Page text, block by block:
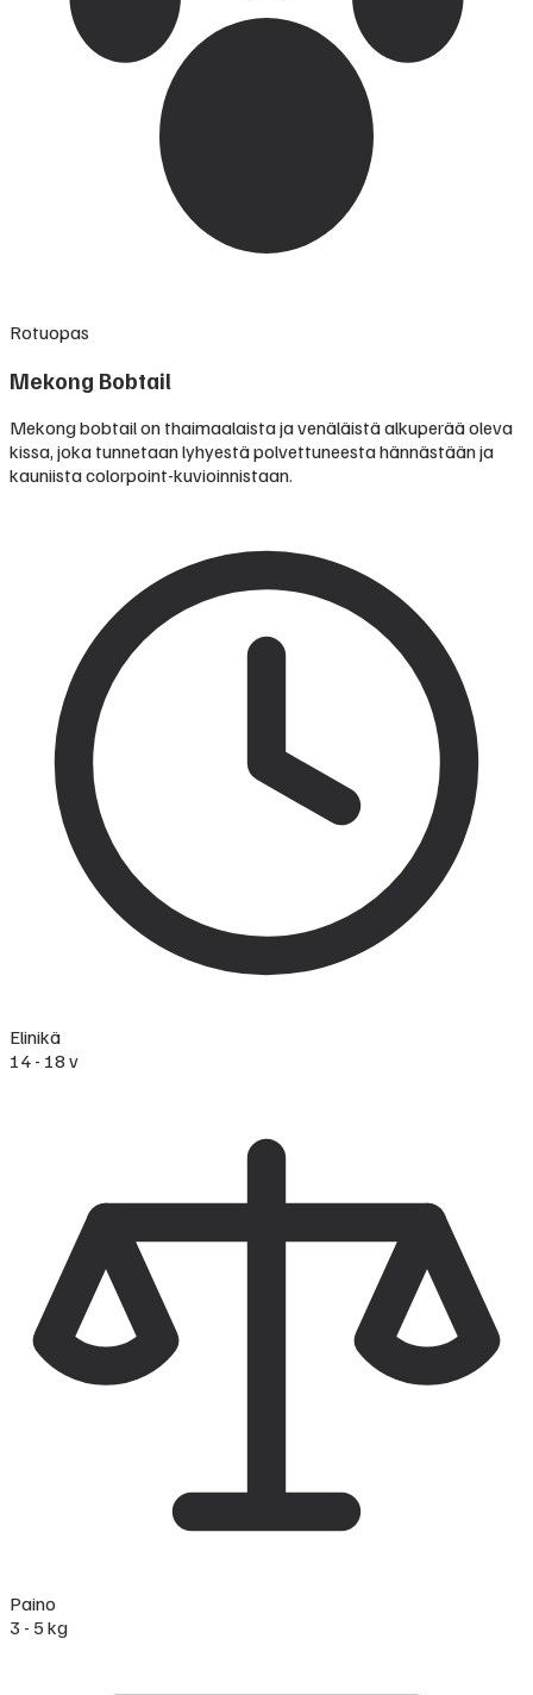
Rotuopas
Mekong Bobtail
Mekong bobtail on thaimaalaista ja venäläistä alkuperää oleva
kissa, joka tunnetaan lyhyestä polvettuneesta hännästään ja
kauniista colorpoint-kuvioinnistaan.
Elinikä
14 - 18 v
Paino
3 - 5 kg